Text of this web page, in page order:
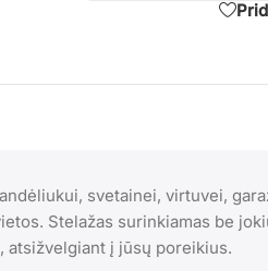
svetainei, virtuvei,
Stelažas surinkiamas be
atsižvelgiant į jūsų poreikius.